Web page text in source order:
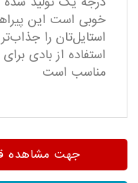
خوبی است این
استایل‌تان را
استفاده از بادی
مناسب است
جهت مشاهده